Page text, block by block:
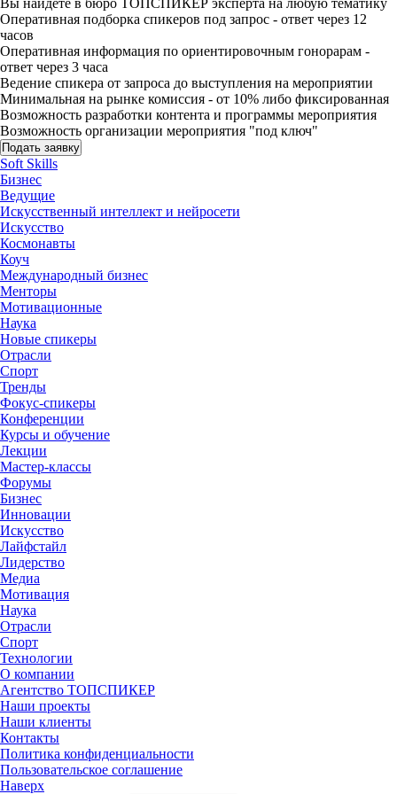
Вы найдете в бюро ТОПСПИКЕР эксперта на любую тематику
Оперативная подборка спикеров под запрос - ответ через 12
часов
Оперативная информация по ориентировочным гонорарам -
ответ через 3 часа
Ведение спикера от запроса до выступления на мероприятии
Минимальная на рынке комиссия - от 10% либо фиксированная
Возможность разработки контента и программы мероприятия
Возможность организации мероприятия "под ключ"
Подать заявку
Soft Skills
Бизнес
Ведущие
Искусственный интеллект и нейросети
Искусство
Космонавты
Коуч
Международный бизнес
Менторы
Мотивационные
Наука
Новые спикеры
Отрасли
Спорт
Тренды
Фокус-спикеры
Конференции
Курсы и обучение
Лекции
Мастер-классы
Форумы
Бизнес
Инновации
Искусство
Лайфстайл
Лидерство
Медиа
Мотивация
Наука
Отрасли
Спорт
Технологии
О компании
Агентство ТОПСПИКЕР
Наши проекты
Наши клиенты
Контакты
Политика конфиденциальности
Пользовательское соглашение
Наверх